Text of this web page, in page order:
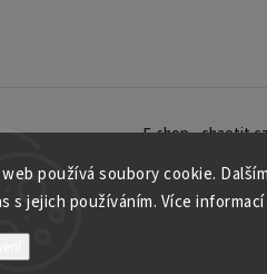
používá soubory cookie.
s jejich používáním. Více informací
E-shop -